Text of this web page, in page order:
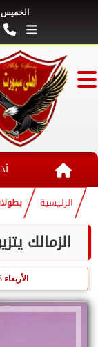
الخميس
الرئيسية
الزمالك
الأربعاء 13 فبراير 2019